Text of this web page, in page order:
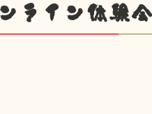
ライン体験